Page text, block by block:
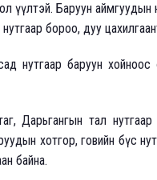
үүлтэй. Баруун аймгуудын
бороо, дуу
нутгаар баруун
Дарьгангын тал
хотгор, говийн бүс
байна.